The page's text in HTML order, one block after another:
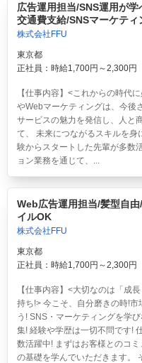
広告運用担当/SNS運用が
交通費支給/SNSマーケティ
株式会社FFU
東京都
正社員：時給1,700円～2,300円
【仕事内容】<これからの時代
やWebマーケティングは、今後
サービスの魅力を発信し、人と
て、 未来につながるスキルを身
験からスタートした先輩が多数
ョン業務を通じて、...
Web広告運用担当/髪型自
イルOK
株式会社FFU
東京都
正社員：時給1,700円～2,300円
【仕事内容】<大切なのは「成
持ち!> 今こそ、自分磨きの時!
う! SNS・マーケティングを学
集! 経験や学歴は一切不問です!
数活躍中! まずはお客様とのコ
の基礎を学んでいただきます。